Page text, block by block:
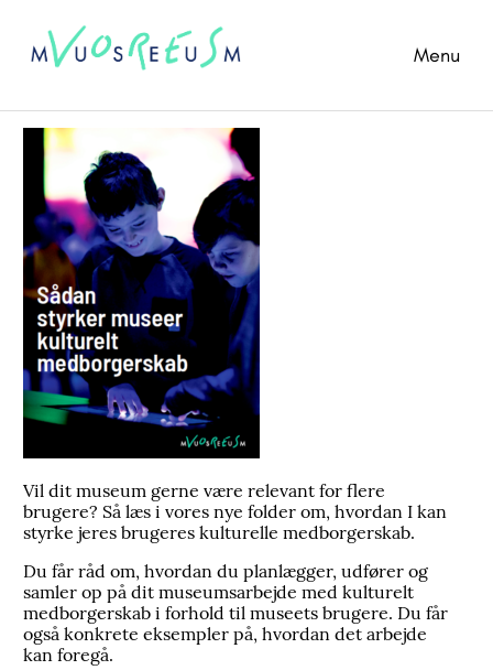
Menu
Vil dit museum gerne være relevant for flere
brugere? Så læs i vores nye folder om, hvordan I kan
styrke jeres brugeres kulturelle medborgerskab.
Du får råd om, hvordan du planlægger, udfører og
samler op på dit museumsarbejde med kulturelt
medborgerskab i forhold til museets brugere. Du får
også konkrete eksempler på, hvordan det arbejde
kan foregå.